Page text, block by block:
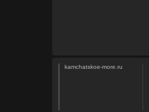
kamchatskoe-more.ru